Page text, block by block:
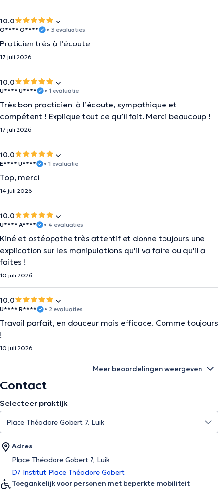
10.0
O**** O**** • 3 evaluaties
Praticien très à l’écoute
17 juli 2026
10.0
U**** U**** • 1 evaluatie
Très bon practicien, à l’écoute, sympathique et
compétent ! Explique tout ce qu’il fait. Merci beaucoup !
17 juli 2026
10.0
E**** U**** • 1 evaluatie
Top, merci
14 juli 2026
10.0
U**** A**** • 4 evaluaties
Kiné et ostéopathe très attentif et donne toujours une
explication sur les manipulations qu'il va faire ou qu'il a
faites !
10 juli 2026
10.0
U**** R**** • 2 evaluaties
Travail parfait, en douceur mais efficace. Comme toujours
!
10 juli 2026
Meer beoordelingen weergeven
Contact
Selecteer praktijk
Adres
Place Théodore Gobert 7, Luik
D7 Institut Place Théodore Gobert
Toegankelijk voor personen met beperkte mobiliteit